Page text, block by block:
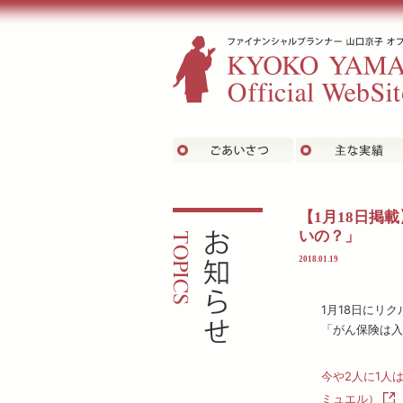
ごあいさつ
お知らせ【1月18日掲
いの？」
2018.01.19
1月18日にリク
「がん保険は
今や2人に1人
ミュエル）